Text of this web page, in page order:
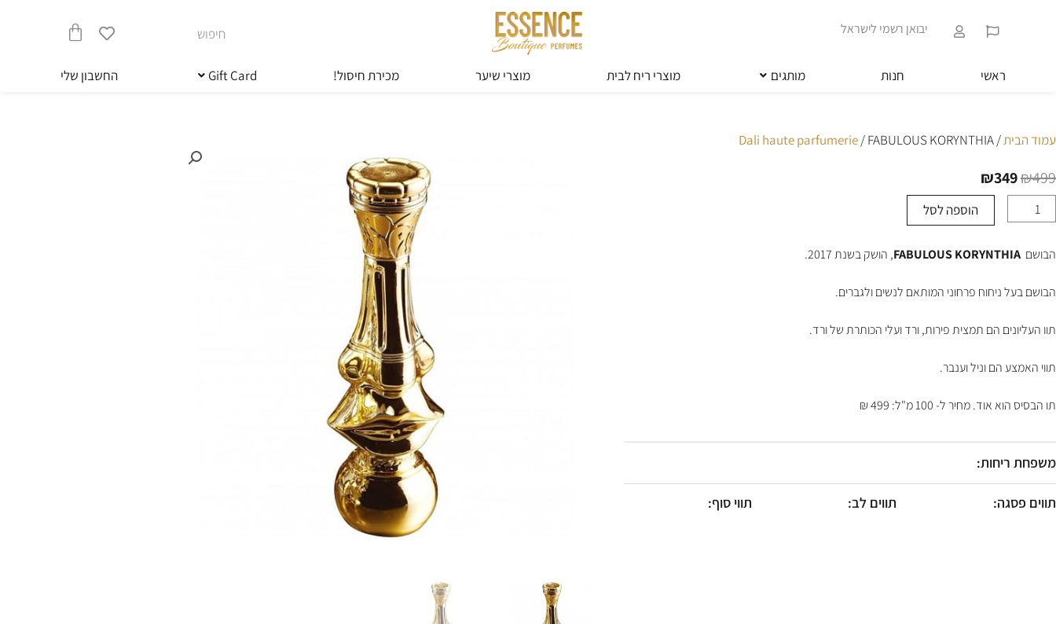
הַמְּסַיַּעַת
לִנְגִישׁוּת
לְחַץ
Control-
F11
לְהַתְאָמַת
לְעִוְורִים
בְּתוֹכְנַת
Control-
לִפְתִיחַת
נְגִישׁוּת.
יבואן רשמי לישראל חיפוש
עגלת
קניות
ראשי חנות מותגים מוצרי ריח לבית מוצרי שיער מכירת חיסול! Gift Card החשבון שלי
עמוד הבית/
Dali haute parfumerie/ FABULOUS KORYNTHIA
₪499
₪349
כמות
של
KORYNTHIA
הוספה לסל
הבושם , הושק בשנת 2017.
הבושם בעל ניחוח פרחוני המותאם לנשים ולגברים.
תוו העליונים הם תמצית פירות, ורד ועלי הכותרת של ורד.
תווי האמצע הם וניל וענבר.
תו הבסיס הוא אוד. מחיר ל- 100 מ"ל: 499 ₪
משפחת ריחות:
תווים פסגה: תווים לב: תווי סוף: